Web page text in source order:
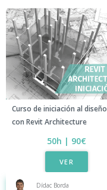
Curso de iniciación al diseño
con Revit Architecture
50h | 90€
VER
Dídac Borda